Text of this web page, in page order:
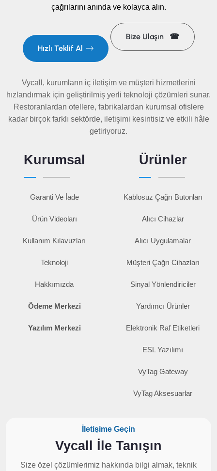
çağrılarını anında ve kolayca alın.
Hızlı Teklif Al
Bize Ulaşın ☎
Vycall, kurumların iç iletişim ve müşteri hizmetlerini
hızlandırmak için geliştirilmiş yerli teknoloji çözümleri sunar.
Restoranlardan otellere, fabrikalardan kurumsal ofislere
kadar birçok farklı sektörde, iletişimi kesintisiz ve etkili hâle
getiriyoruz.
Kurumsal
Garanti Ve İade
Ürün Videoları
Kullanım Kılavuzları
Teknoloji
Hakkımızda
Ödeme Merkezi
Yazılım Merkezi
Ürünler
Kablosuz Çağrı Butonları
Alıcı Cihazlar
Alıcı Uygulamalar
Müşteri Çağrı Cihazları
Sinyal Yönlendiriciler
Yardımcı Ürünler
Elektronik Raf Etiketleri
ESL Yazılımı
VyTag Gateway
VyTag Aksesuarlar
İletişime Geçin
Vycall İle Tanışın
Size özel çözümlerimiz hakkında bilgi almak, teknik